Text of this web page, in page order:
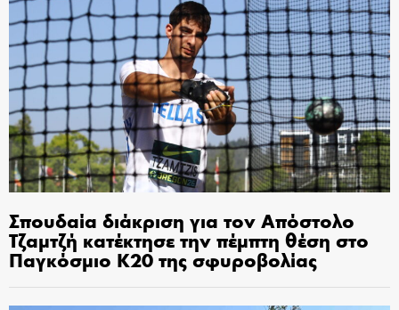
Σπουδαία διάκριση για τον Απόστολο
Τζαμτζή κατέκτησε την πέμπτη θέση στο
Παγκόσμιο Κ20 της σφυροβολίας